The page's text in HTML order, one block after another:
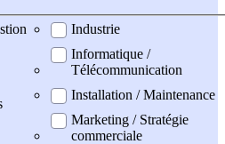
Industrie
Informatique /
Télécommunication
Installation / Maintenance
Marketing / Stratégie
commerciale